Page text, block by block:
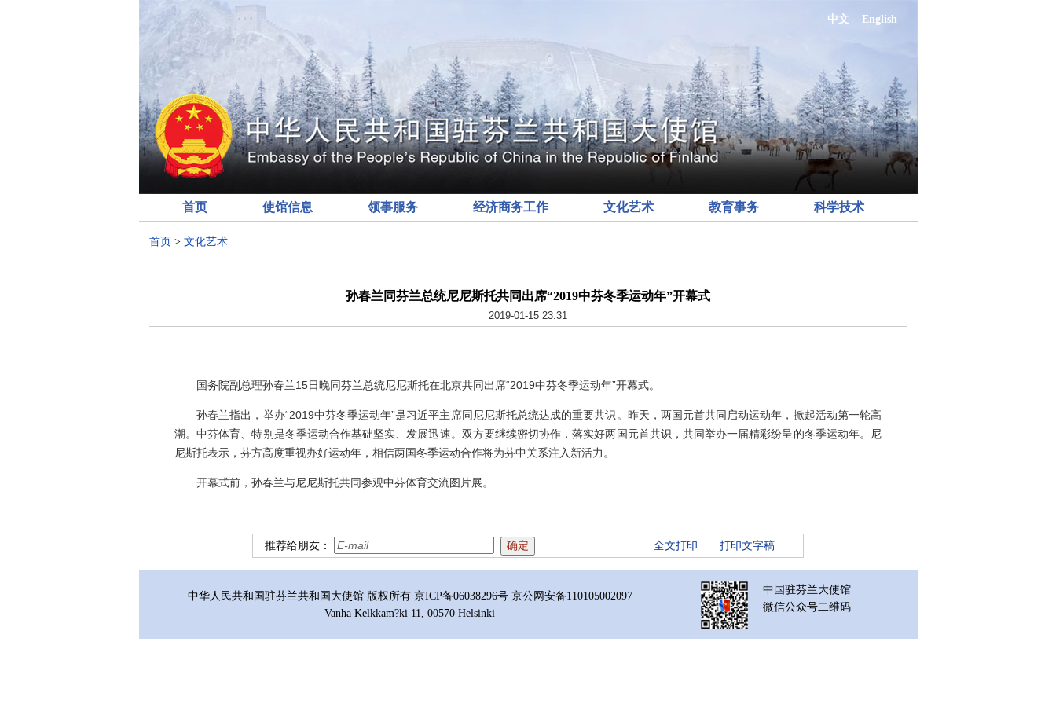
中文 English
首页 使馆信息 领事服务 经济商务工作 文化艺术 教育事务 科学技术
首页 > 文化艺术
孙春兰同芬兰总统尼尼斯托共同出席“2019中芬冬季运动年”开幕式
2019-01-15 23:31
国务院副总理孙春兰15日晚同芬兰总统尼尼斯托在北京共同出席“2019中芬冬季运动年”开幕式。
孙春兰指出，举办“2019中芬冬季运动年”是习近平主席同尼尼斯托总统达成的重要共识。昨天，两国元首共同启动运动年，掀起活动第一轮高
潮。中芬体育、特别是冬季运动合作基础坚实、发展迅速。双方要继续密切协作，落实好两国元首共识，共同举办一届精彩纷呈的冬季运动年。尼
尼斯托表示，芬方高度重视办好运动年，相信两国冬季运动合作将为芬中关系注入新活力。
开幕式前，孙春兰与尼尼斯托共同参观中芬体育交流图片展。
推荐给朋友： 全文打印 打印文字稿
中华人民共和国驻芬兰共和国大使馆 版权所有 京ICP备06038296号 京公网安备110105002097
Vanha Kelkkam?ki 11, 00570 Helsinki
中国驻芬兰大使馆
微信公众号二维码